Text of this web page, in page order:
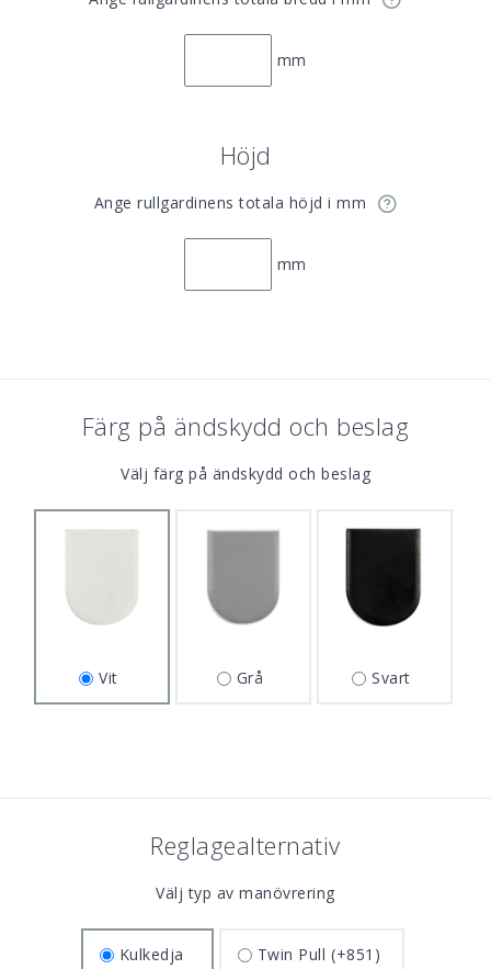
STARLET FR BO 5770 -
GRÅ
mm
Höjd
Ange rullgardinens totala höjd i mm
mm
Färg på ändskydd och beslag
Välj färg på ändskydd och beslag
Vit Grå Svart
Reglagealternativ
Välj typ av manövrering
Kulkedja Twin Pull (+851)